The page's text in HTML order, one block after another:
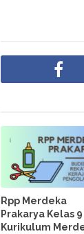
Rpp Merdeka
Prakarya Kelas 9
Kurikulum